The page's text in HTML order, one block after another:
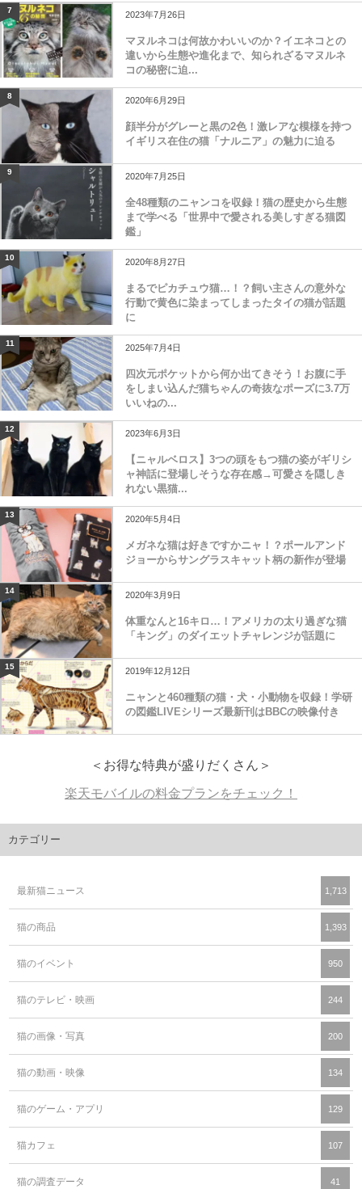
7 2023年7月26日
マヌルネコは何故かわいいのか？イエネコとの
違いから生態や進化まで、知られざるマヌルネ
コの秘密に迫...
8 2020年6月29日
顔半分がグレーと黒の2色！激レアな模様を持つ
イギリス在住の猫「ナルニア」の魅力に迫る
9 2020年7月25日
全48種類のニャンコを収録！猫の歴史から生態
まで学べる「世界中で愛される美しすぎる猫図
鑑」
10 2020年8月27日
まるでピカチュウ猫…！？飼い主さんの意外な
行動で黄色に染まってしまったタイの猫が話題
に
11 2025年7月4日
四次元ポケットから何か出てきそう！お腹に手
をしまい込んだ猫ちゃんの奇抜なポーズに3.7万
いいねの...
12 2023年6月3日
【ニャルベロス】3つの頭をもつ猫の姿がギリシ
ャ神話に登場しそうな存在感→可愛さを隠しき
れない黒猫...
13 2020年5月4日
メガネな猫は好きですかニャ！？ポールアンド
ジョーからサングラスキャット柄の新作が登場
14 2020年3月9日
体重なんと16キロ…！アメリカの太り過ぎな猫
「キング」のダイエットチャレンジが話題に
15 2019年12月12日
ニャンと460種類の猫・犬・小動物を収録！学研
の図鑑LIVEシリーズ最新刊はBBCの映像付き
＜お得な特典が盛りだくさん＞
楽天モバイルの料金プランをチェック！
カテゴリー
最新猫ニュース 1,713
猫の商品 1,393
猫のイベント 950
猫のテレビ・映画 244
猫の画像・写真 200
猫の動画・映像 134
猫のゲーム・アプリ 129
猫カフェ 107
猫の調査データ 41